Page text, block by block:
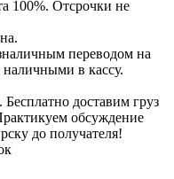
100%. Отсрочки не
переводом на
наличными в кассу.
доставим груз
обсуждение
до получателя!